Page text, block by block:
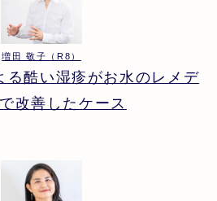
増田 敬子（R8）
る酷い湿疹がお水のレメデ
改善したケース